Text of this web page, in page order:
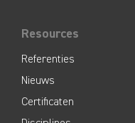
Resources
Referenties
Nieuws
Certificaten